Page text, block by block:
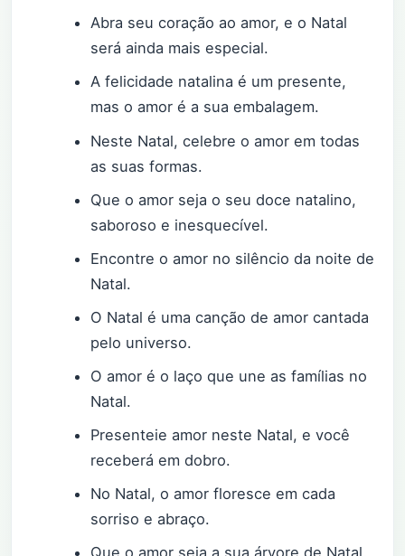
Abra seu coração ao amor, e o Natal
será ainda mais especial.
A felicidade natalina é um presente,
mas o amor é a sua embalagem.
Neste Natal, celebre o amor em todas
as suas formas.
Que o amor seja o seu doce natalino,
saboroso e inesquecível.
Encontre o amor no silêncio da noite de
Natal.
O Natal é uma canção de amor cantada
pelo universo.
O amor é o laço que une as famílias no
Natal.
Presenteie amor neste Natal, e você
receberá em dobro.
No Natal, o amor floresce em cada
sorriso e abraço.
Que o amor seja a sua árvore de Natal,